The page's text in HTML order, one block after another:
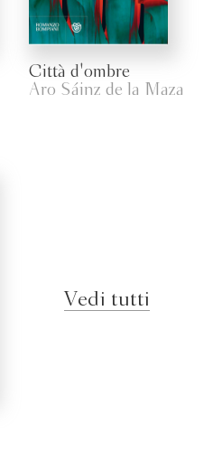
Città d'ombre
Aro Sáinz de la Maza
Vedi tutti